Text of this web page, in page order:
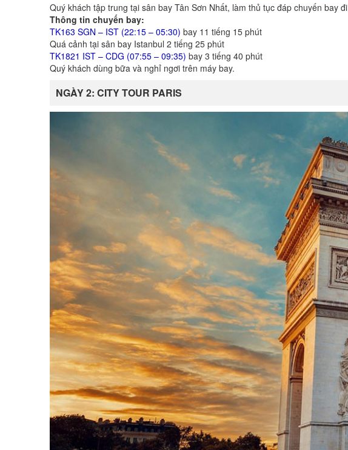
Quý khách tập trung tại sân bay Tân Sơn Nhất, làm thủ tục đáp chuyến bay đi
Thông tin chuyến bay:
TK163 SGN – IST (22:15 – 05:30) bay 11 tiếng 15 phút
Quá cảnh tại sân bay Istanbul 2 tiếng 25 phút
TK1821 IST – CDG (07:55 – 09:35) bay 3 tiếng 40 phút
Quý khách dùng bữa và nghỉ ngơi trên máy bay.
NGÀY 2: CITY TOUR PARIS